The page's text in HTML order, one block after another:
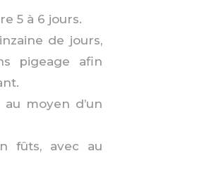
5 à 6 jours.
de jours,
pigeage afin
moyen d’un
fûts, avec au